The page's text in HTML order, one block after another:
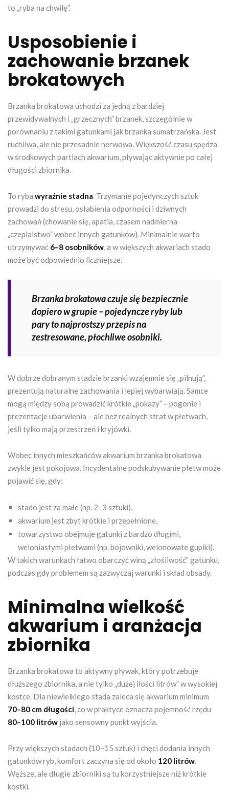
to „ryba na chwilę”.
Usposobienie i
zachowanie brzanek
brokatowych
Brzanka brokatowa uchodzi za jedną z bardziej
przewidywalnych i „grzecznych” brzanek, szczególnie w
porównaniu z takimi gatunkami jak brzanka sumatrzańska. Jest
ruchliwa, ale nie przesadnie nerwowa. Większość czasu spędza
w środkowych partiach akwarium, pływając aktywnie po całej
długości zbiornika.
To ryba wyraźnie stadna. Trzymanie pojedynczych sztuk
prowadzi do stresu, osłabienia odporności i dziwnych
zachowań (chowanie się, apatia, czasem nadmierna
„czepialstwo” wobec innych gatunków). Minimalnie warto
utrzymywać 6–8 osobników, a w większych akwariach stado
może być odpowiednio liczniejsze.
Brzanka brokatowa czuje się bezpiecznie
dopiero w grupie – pojedyncze ryby lub
pary to najprostszy przepis na
zestresowane, płochliwe osobniki.
W dobrze dobranym stadzie brzanki wzajemnie się „pilnują”,
prezentują naturalne zachowania i lepiej wybarwiają. Samce
mogą między sobą prowadzić krótkie „pokazy” – pogonie i
prezentacje ubarwienia – ale bez realnych strat w płetwach,
jeśli tylko mają przestrzeń i kryjówki.
Wobec innych mieszkańców akwarium brzanka brokatowa
zwykle jest pokojowa. Incydentalne podskubywanie płetw może
pojawić się, gdy:
stado jest za małe (np. 2–3 sztuki),
akwarium jest zbyt krótkie i przepełnione,
towarzystwo obejmuje gatunki z bardzo długimi,
weloniastymi płetwami (np. bojowniki, welonowate gupiki).
W takich warunkach łatwo obarczyć winą „złośliwość” gatunku,
podczas gdy problemem są zazwyczaj warunki i skład obsady.
Minimalna wielkość
akwarium i aranżacja
zbiornika
Brzanka brokatowa to aktywny pływak, który potrzebuje
dłuższego zbiornika, a nie tylko „dużej ilości litrów” w wysokiej
kostce. Dla niewielkiego stada zaleca się akwarium minimum
70–80 cm długości, co w praktyce oznacza pojemność rzędu
80–100 litrów jako sensowny punkt wyjścia.
Przy większych stadach (10–15 sztuk) i chęci dodania innych
gatunków ryb, komfort zaczyna się od około 120 litrów.
Węższe, ale długie zbiorniki są tu korzystniejsze niż krótkie
kostki.